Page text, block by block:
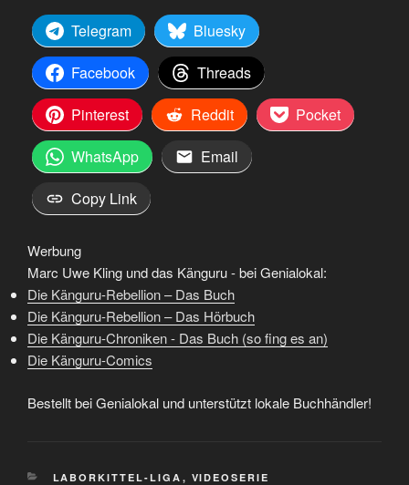
Telegram
Bluesky
Facebook
Threads
Pinterest
Reddit
Pocket
WhatsApp
Email
Copy Link
Werbung
Marc Uwe Kling und das Känguru - bei Genialokal:
Die Känguru-Rebellion – Das Buch
Die Känguru-Rebellion – Das Hörbuch
Die Känguru-Chroniken - Das Buch (so fing es an)
Die Känguru-Comics
Bestellt bei Genialokal und unterstützt lokale Buchhändler!
KATEGORIEN
LABORKITTEL-LIGA , VIDEOSERIE